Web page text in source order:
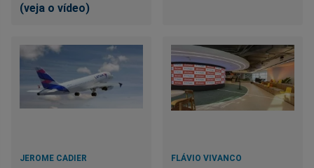
(veja o vídeo)
JEROME CADIER FLÁVIO VIVANCO